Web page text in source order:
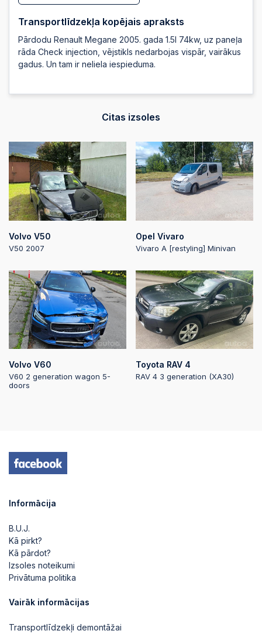
Transportlīdzekļa kopējais apraksts
Pārdodu Renault Megane 2005. gada 1.5l 74kw, uz paneļa
rāda Check injection, vējstikls nedarbojas vispār, vairākus
gadus. Un tam ir neliela iespieduma.
Citas izsoles
Volvo V50
V50 2007
Opel Vivaro
Vivaro A [restyling] Minivan
Volvo V60
V60 2 generation wagon 5-
doors
Toyota RAV 4
RAV 4 3 generation (XA30)
Informācija
B.U.J.
Kā pirkt?
Kā pārdot?
Izsoles noteikumi
Privātuma politika
Vairāk informācijas
Transportlīdzekļi demontāžai